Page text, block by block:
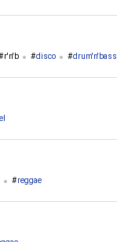
r'n'b disco drum'n'bass
reggae